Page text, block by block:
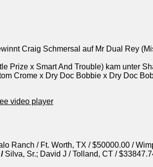
Craig Schmersal auf Mr Dual Rey
Prize x Smart And Trouble) kam unter
Crome x Dry Doc Bobbie x Dry Doc
video player
Ranch / Ft. Worth, TX / $50000.00 /
Silva, Sr.; David J / Tolland, CT /